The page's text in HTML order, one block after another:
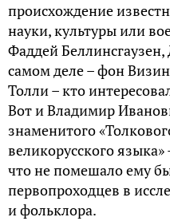
происхождение
науки, культуры или
Фаддей
самом деле – фон
Толли – кто
Вот и Владимир
знаменитого
великорусского
что не помешало ему
первопроходцев в
и фольклора.